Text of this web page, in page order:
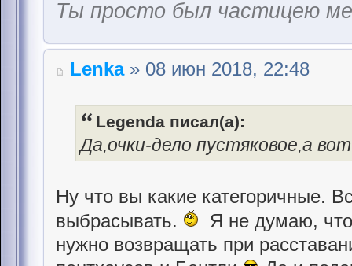
Ты просто был частицею
Lenka» 08 июн 2018, 22:48
Legenda писал(а):
Да,очки-дело пустяковое,а
Ну что вы какие категоричные.
выбрасывать.
Я не думаю,
нужно возвращать при